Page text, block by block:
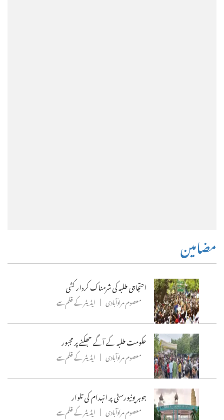
مضامین
احتجاجی طلبہ کی شرمناک کردار کشی
معصوم مرادآبادی ایڈیٹر کے قلم سے
حکومت طلبہ کے آگے جھکنے پر مجبور
معصوم مرادآبادی ایڈیٹر کے قلم سے
جوہر یونیورسٹی پر انہدام کی تلوار
معصوم مرادآبادی ایڈیٹر کے قلم سے